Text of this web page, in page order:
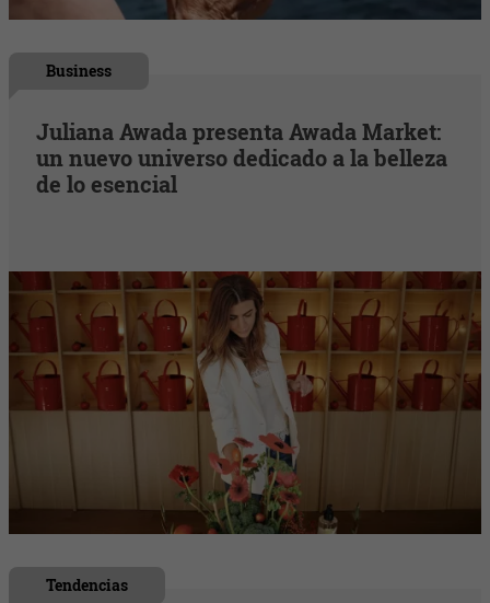
Business
Juliana Awada presenta Awada Market:
un nuevo universo dedicado a la belleza
de lo esencial
Tendencias